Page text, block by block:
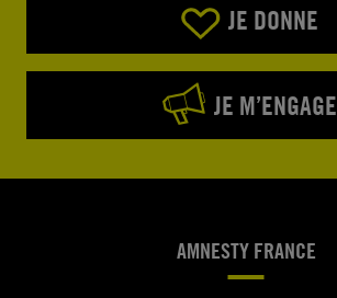
JE DONNE
JE M’ENGAGE
AMNESTY FRANCE